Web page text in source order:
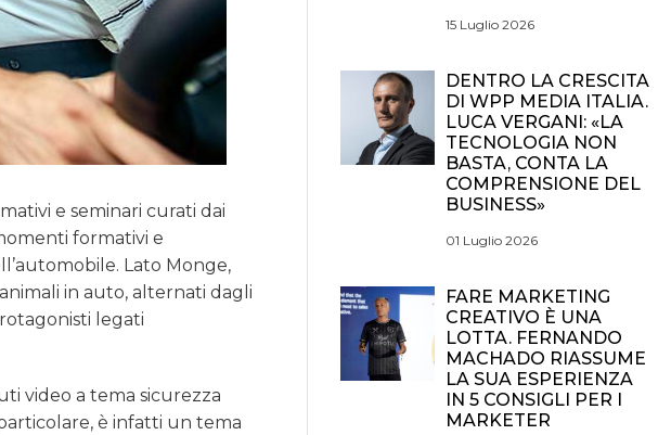
e seminari curati dai
formativi e
Lato Monge,
in auto, alternati dagli
legati
video a tema sicurezza
è infatti un tema
15 Luglio 2026
DENTRO LA CRESCITA
DI WPP MEDIA ITALIA.
LUCA VERGANI: «LA
TECNOLOGIA NON
BASTA, CONTA LA
COMPRENSIONE DEL
BUSINESS»
01 Luglio 2026
FARE MARKETING
CREATIVO È UNA
LOTTA. FERNANDO
MACHADO RIASSUME
LA SUA ESPERIENZA
IN 5 CONSIGLI PER I
MARKETER